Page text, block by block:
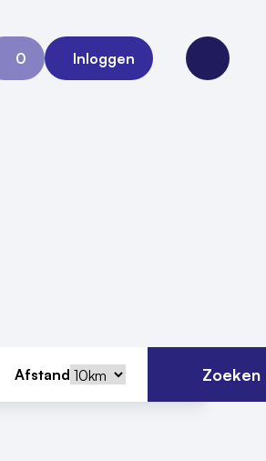
0
Aanvraag 0
Inloggen
Open
Afstand Zoeken